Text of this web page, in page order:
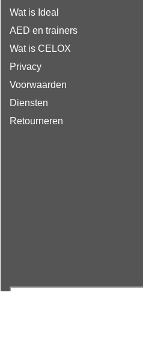
Wat is Ideal
AED en trainers
Wat is CELOX
Privacy
Voorwaarden
Diensten
Retourneren